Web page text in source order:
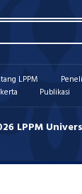
LPPM
Publikasi
LPPM